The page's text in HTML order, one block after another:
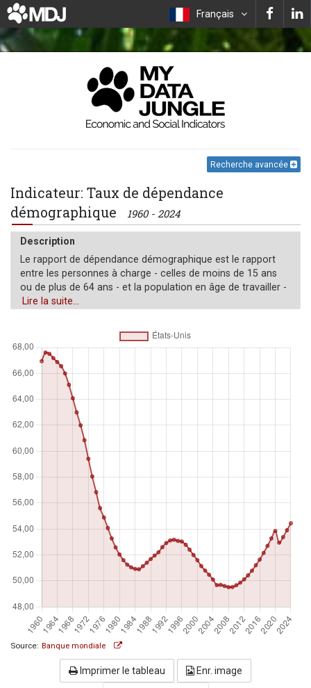
Français
Recherche avancée
Indicateur: Taux de dépendance
démographique
1960 - 2024
Description
Le rapport de dépendance démographique est le rapport
entre les personnes à charge - celles de moins de 15 ans
ou de plus de 64 ans - et la population en âge de travailler -
celles âgées de 15 à 64 ans. Les données sont présentées
habitants en âge de travailler.
Unité de mesure
Lire la suite...
Source: Banque mondiale
Imprimer le tableau Enr. image